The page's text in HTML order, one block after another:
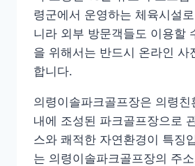
령군에서 운영하는 체육시설
니라 외부 방문객들도 이용할
을 위해서는 반드시 온라인 사
합니다.
의령이솔파크골프장은 의령친
내에 조성된 파크골프장으로
스와 쾌적한 자연환경이 특징
는 의령이솔파크골프장의 주